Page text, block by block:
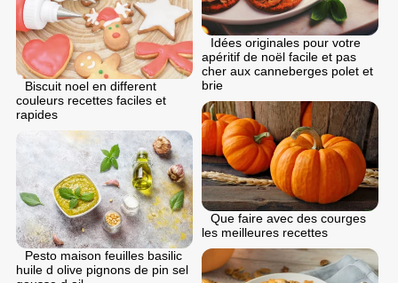
Idées originales pour votre
apéritif de noël facile et pas
cher aux canneberges polet et
brie
Biscuit noel en different
couleurs recettes faciles et
rapides
Que faire avec des courges
les meilleures recettes
Pesto maison feuilles basilic
huile d olive pignons de pin sel